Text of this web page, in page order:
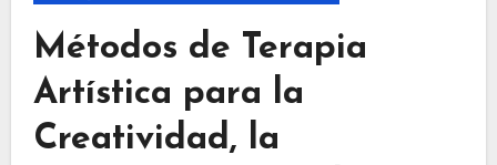
Métodos de Terapia
Artística para la
Creatividad, la